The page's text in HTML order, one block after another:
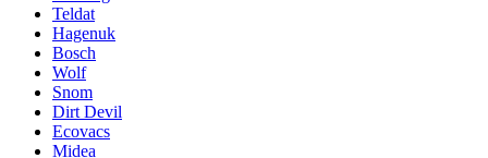
Teldat
Hagenuk
Bosch
Wolf
Snom
Dirt Devil
Ecovacs
Midea